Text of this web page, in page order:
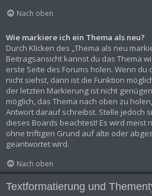
Nach oben
Wie markiere ich ein Thema als neu?
Durch Klicken des „Thema als neu
Beitragsansicht kannst du das Thema
erste Seite des Forums holen. Wenn
nicht siehst, dann ist die Funktion
der letzten Markierung ist nicht
möglich, das Thema nach oben zu
Antwort darauf schreibst. Stelle jedoch
dieses Boards beachtest! Es wird meist
ohne triftigen Grund auf alte oder
geantwortet wird.
Nach oben
Textformatierung und